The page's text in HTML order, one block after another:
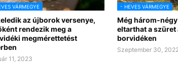
VÁRMEGYE
az újborok versenye,
rendezik meg a
megmérettetést
11, 2023
- HEVES VÁRMEGYE
Még három-
eltarthat a szüret
borvidéken
Szeptember 30,